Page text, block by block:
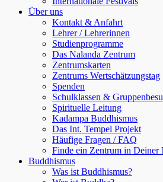
Über uns
Kontakt & Anfahrt
Lehrer / Lehrerinnen
Studienprogramme
Das Nalanda Zentrum
Zentrumskarten
Zentrums Wertschätzungstag
Spenden
Schulklassen &
Spirituelle Leitung
Kadampa Buddhismus
Das Int. Tempel Projekt
Häufige Fragen / FAQ
Finde ein Zentrum in Deiner
Buddhismus
Was ist Buddhismus?